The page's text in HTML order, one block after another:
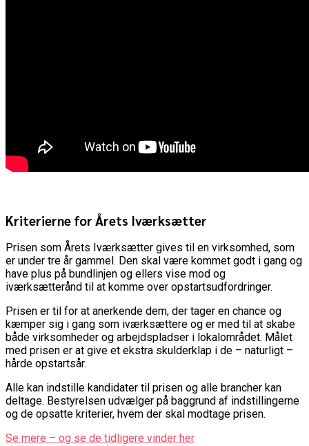
Kriterierne for Årets Iværksætter
Prisen som Årets Iværksætter gives til en virksomhed, som
er under tre år gammel. Den skal være kommet godt i gang og
have plus på bundlinjen og ellers vise mod og
iværksætterånd til at komme over opstartsudfordringer.
Prisen er til for at anerkende dem, der tager en chance og
kæmper sig i gang som iværksættere og er med til at skabe
både virksomheder og arbejdspladser i lokalområdet. Målet
med prisen er at give et ekstra skulderklap i de – naturligt –
hårde opstartsår.
Alle kan indstille kandidater til prisen og alle brancher kan
deltage. Bestyrelsen udvælger på baggrund af indstillingerne
og de opsatte kriterier, hvem der skal modtage prisen.
Se mere – og se de tidligere vinder her